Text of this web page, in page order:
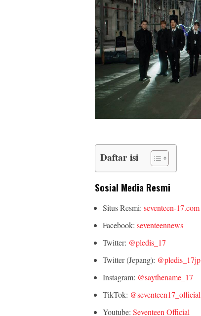
Daftar isi
Sosial Media Resmi
Situs Resmi: seventeen-17.com
Facebook: seventeennews
Twitter: @pledis_17
Twitter (Jepang): @pledis_17jp
Instagram: @saythename_17
TikTok: @seventeen17_official
Youtube: Seventeen Official